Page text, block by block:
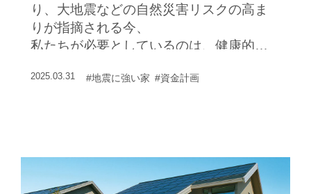
り、大地震などの自然災害リスクの高ま
りが指摘される今、
私たちが必要としているのは、健康的な
性にすぐれた住まいだ。
2025.03.31 #地震に強い家 #資金計画